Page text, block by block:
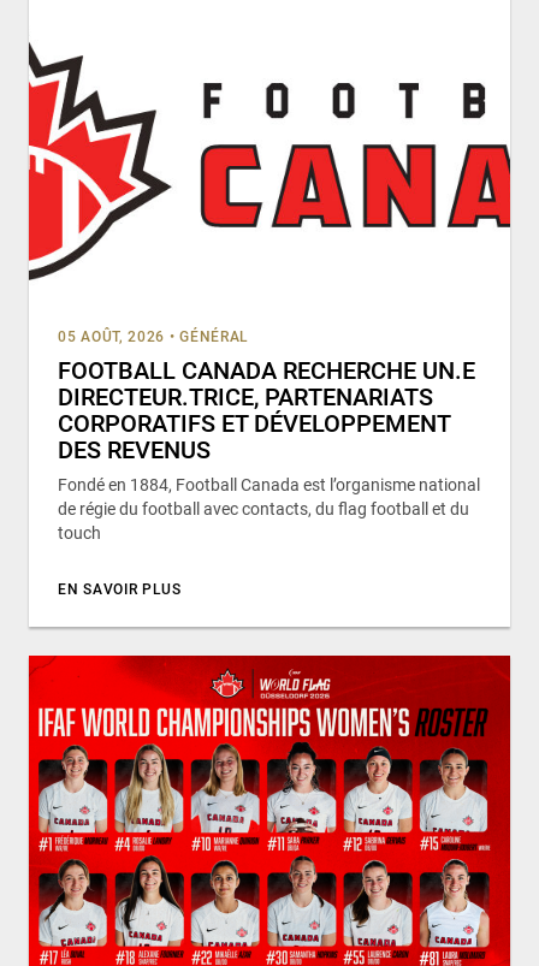
05 AOÛT, 2026 • GÉNÉRAL
FOOTBALL CANADA RECHERCHE UN.E
DIRECTEUR.TRICE, PARTENARIATS
CORPORATIFS ET DÉVELOPPEMENT
DES REVENUS
Fondé en 1884, Football Canada est l’organisme national
de régie du football avec contacts, du flag football et du
touch
EN SAVOIR PLUS